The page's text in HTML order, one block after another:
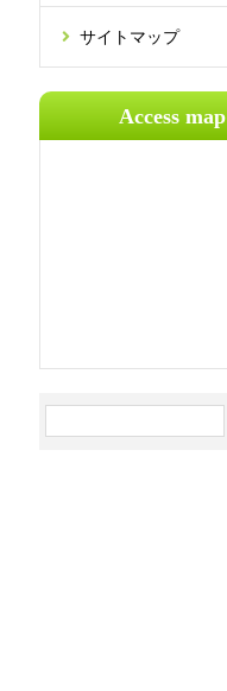
サイトマップ
Access map